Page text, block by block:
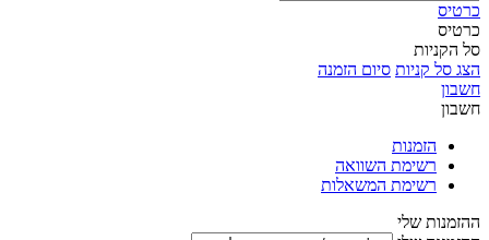
כרטיס
כרטיס
סל הקניות
הצג סל קניות סיום הזמנה
חשבון
חשבון
הזמנות
רשימת השוואה
רשימת המשאלות
ההזמנות שלי